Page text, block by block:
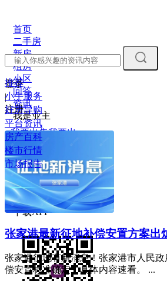
首页
二手房
新房
租房
小区
问答
资讯
我是业主
我要出售我要出
租我要估价
下载APP
登录
|
注册
推荐
小牛服务
好房导购
平台资讯
房产百科
楼市行情
市场报告
张家港最新征地补偿安置方案出
张家港征地有新消息！张家港市人民
偿安置标准确定，具体内容速看。 ...